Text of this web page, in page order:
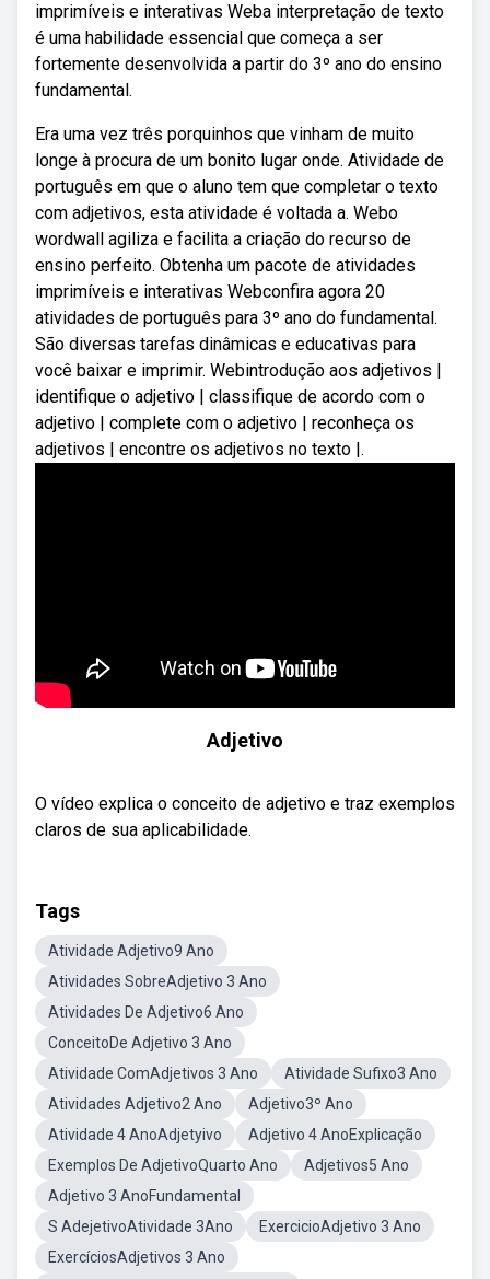
imprimíveis e interativas Weba interpretação de texto
é uma habilidade essencial que começa a ser
fortemente desenvolvida a partir do 3º ano do ensino
fundamental.
Era uma vez três porquinhos que vinham de muito
longe à procura de um bonito lugar onde. Atividade de
português em que o aluno tem que completar o texto
com adjetivos, esta atividade é voltada a. Webo
wordwall agiliza e facilita a criação do recurso de
ensino perfeito. Obtenha um pacote de atividades
imprimíveis e interativas Webconfira agora 20
atividades de português para 3º ano do fundamental.
São diversas tarefas dinâmicas e educativas para
você baixar e imprimir. Webintrodução aos adjetivos |
identifique o adjetivo | classifique de acordo com o
adjetivo | complete com o adjetivo | reconheça os
adjetivos | encontre os adjetivos no texto |.
Adjetivo
O vídeo explica o conceito de adjetivo e traz exemplos
claros de sua aplicabilidade.
Tags
Atividade Adjetivo9 Ano
Atividades SobreAdjetivo 3 Ano
Atividades De Adjetivo6 Ano
ConceitoDe Adjetivo 3 Ano
Atividade ComAdjetivos 3 Ano
Atividade Sufixo3 Ano
Atividades Adjetivo2 Ano
Adjetivo3º Ano
Atividade 4 AnoAdjetyivo
Adjetivo 4 AnoExplicação
Exemplos De AdjetivoQuarto Ano
Adjetivos5 Ano
Adjetivo 3 AnoFundamental
S AdejetivoAtividade 3Ano
ExercicioAdjetivo 3 Ano
ExercíciosAdjetivos 3 Ano